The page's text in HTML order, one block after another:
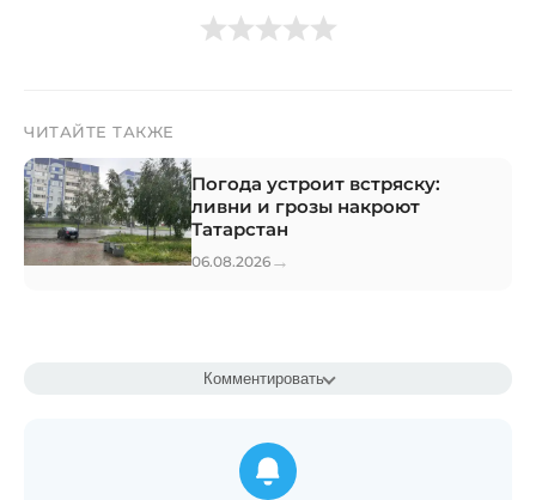
ЧИТАЙТЕ ТАКЖЕ
Погода устроит встряску:
ливни и грозы накроют
Татарстан
06.08.2026 →
Комментировать